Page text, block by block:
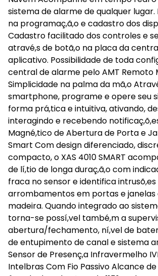
sistema de alarme de qualquer lugar.
na programaç,ã,o e cadastro dos
Cadastro facilitado dos controles e
atravé,s de botã,o na placa da
aplicativo. Possibilidade de toda
central de alarme pelo AMT Remoto
Simplicidade na palma da mã,o
smartphone, programe e opere seu
forma prá,tica e intuitiva, ativando,
interagindo e recebendo
Magné,tico de Abertura de Porta e
Smart Com design diferenciado,
compacto, o XAS 4010 SMART
de lí,tio de longa duraç,ã,o com
fraca no sensor e identifica intrusõ,es
arrombamentos em portas e janelas
madeira. Quando integrado ao
torna-se possí,vel també,m a
abertura/fechamento, ní,vel de
de entupimento de canal e sistema
Sensor de Presenç,a Infravermelho
Intelbras Com Fio Passivo Alcance